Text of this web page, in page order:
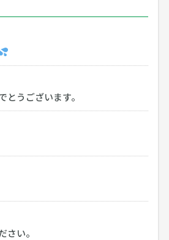
とうございます。
さい。